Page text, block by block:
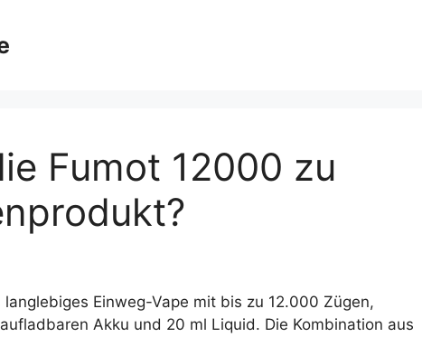
Fumot 12000 zu
Einweg-Vape mit bis zu 12.000 Zügen,
Akku und 20 ml Liquid. Die Kombination aus